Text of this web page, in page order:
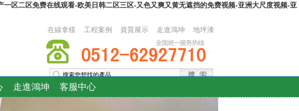
区二区免费在线观看-欧美日韩二区三区-又色又爽又黄无遮挡的免费视频-亚洲大尺度视频-亚
地坪漆
走進鴻坤
資質展示
工程案例
在線拿樣
走進鴻坤 客服中心